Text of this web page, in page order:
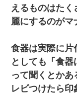
えるものはた
麗にするのがマ
食器は実際に片
としても「食器
って聞くとか
レビつけたら印